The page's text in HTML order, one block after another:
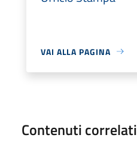
VAI ALLA PAGINA
Contenuti correlati